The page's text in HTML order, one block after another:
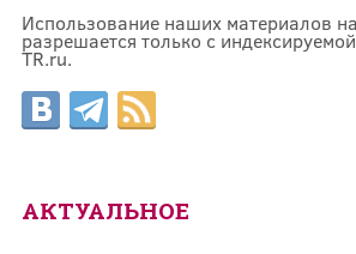
Использование наших материалов
разрешается только с
TR.ru.
АКТУАЛЬНОЕ